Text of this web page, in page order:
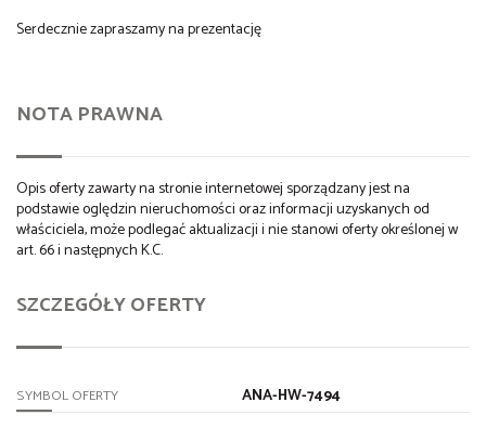
Serdecznie zapraszamy na prezentację
NOTA PRAWNA
Opis oferty zawarty na stronie internetowej sporządzany jest na
podstawie oględzin nieruchomości oraz informacji uzyskanych od
właściciela, może podlegać aktualizacji i nie stanowi oferty określonej w
art. 66 i następnych K.C.
SZCZEGÓŁY OFERTY
SYMBOL OFERTY ANA-HW-7494